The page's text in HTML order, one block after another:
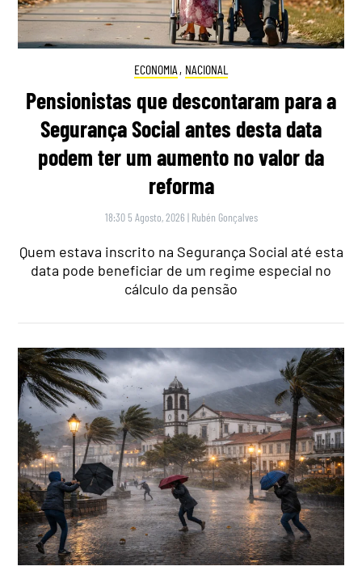
ECONOMIA , NACIONAL
Pensionistas que descontaram para a
Segurança Social antes desta data
podem ter um aumento no valor da
reforma
18:30 5 Agosto, 2026 | Rubén Gonçalves
Quem estava inscrito na Segurança Social até esta
data pode beneficiar de um regime especial no
cálculo da pensão